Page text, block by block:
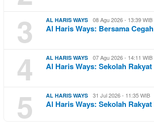
3
AL HARIS WAYS 08 Agu 2026 - 13:39 WIB
Al Haris Ways: Bersama
4 AL HARIS WAYS 07 Agu 2026 - 14:11 WIB
Al Haris Ways: Sekolah
5 AL HARIS WAYS 31 Jul 2026 - 11:35 WIB
Al Haris Ways: Sekolah